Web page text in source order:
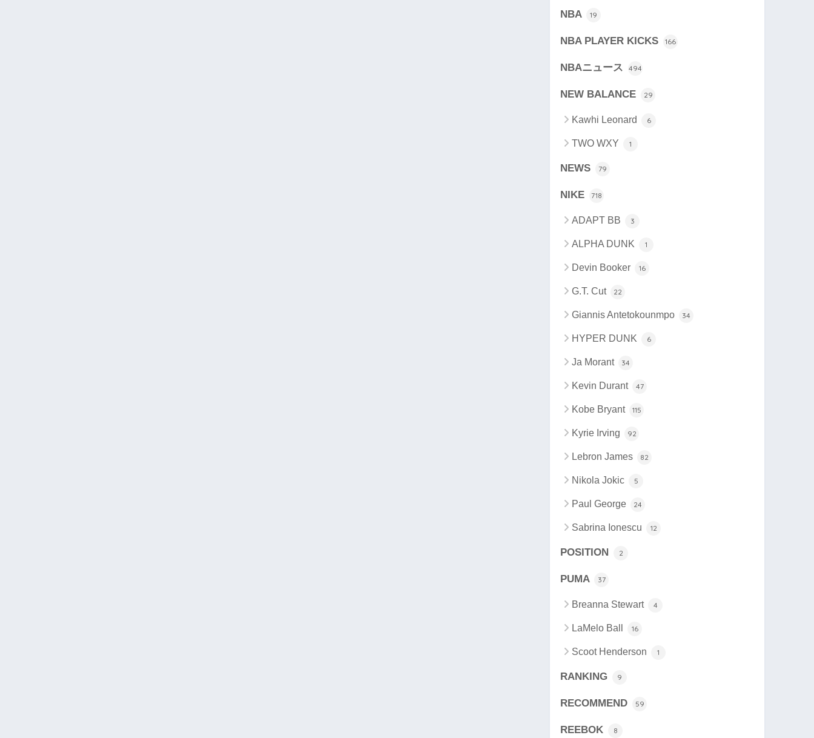
NBA 19
NBA PLAYER KICKS 166
NBAニュース 494
NEW BALANCE 29
Kawhi Leonard 6
TWO WXY 1
NEWS 79
NIKE 718
ADAPT BB 3
ALPHA DUNK 1
Devin Booker 16
G.T. Cut 22
Giannis Antetokounmpo 34
HYPER DUNK 6
Ja Morant 34
Kevin Durant 47
Kobe Bryant 115
Kyrie Irving 92
Lebron James 82
Nikola Jokic 5
Paul George 24
Sabrina Ionescu 12
POSITION 2
PUMA 37
Breanna Stewart 4
LaMelo Ball 16
Scoot Henderson 1
RANKING 9
RECOMMEND 59
REEBOK 8